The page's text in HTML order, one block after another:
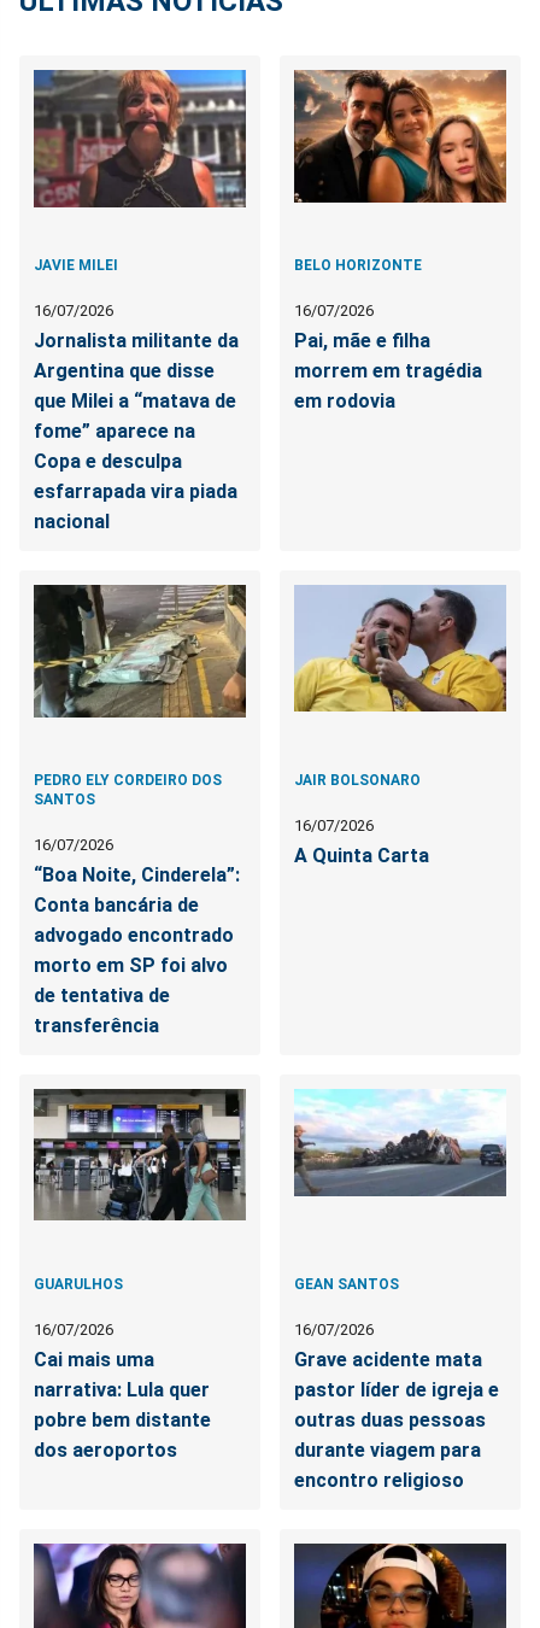
JAVIE MILEI
16/07/2026
Jornalista militante da
Argentina que disse
que Milei a “matava de
fome” aparece na
Copa e desculpa
esfarrapada vira piada
nacional
BELO HORIZONTE
16/07/2026
Pai, mãe e filha
morrem em tragédia
em rodovia
PEDRO ELY CORDEIRO DOS
SANTOS
16/07/2026
“Boa Noite, Cinderela”:
Conta bancária de
advogado encontrado
morto em SP foi alvo
de tentativa de
transferência
JAIR BOLSONARO
16/07/2026
A Quinta Carta
GUARULHOS
16/07/2026
Cai mais uma
narrativa: Lula quer
pobre bem distante
dos aeroportos
GEAN SANTOS
16/07/2026
Grave acidente mata
pastor líder de igreja e
outras duas pessoas
durante viagem para
encontro religioso